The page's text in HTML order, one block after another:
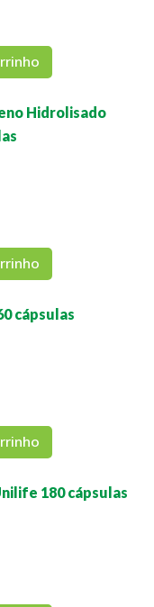
Hidrolisado
cápsulas
180 cápsulas